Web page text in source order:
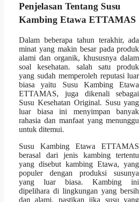
Penjelasan Tentang Susu
Kambing Etawa ETTAMAS
Dalam beberapa tahun terakhir, ada
minat yang makin besar pada produk
alami dan organik, khususnya dalam
soal kesehatan. salah satu produk
yang sudah memperoleh reputasi luar
biasa yaitu Susu Kambing Etawa
ETTAMAS, juga dikenali sebagai
Susu Kesehatan Original. Susu yang
luar biasa ini menyimpan banyak
rahasia dan manfaat yang menunggu
untuk ditemui.
Susu Kambing Etawa ETTAMAS
berasal dari jenis kambing tertentu
yang disebut kambing Etawa, yang
populer dengan produksi susunya
yang luar biasa. Kambing ini
dipelihara di lingkungan yang bersih
dan alami, pastikan jika susu yang